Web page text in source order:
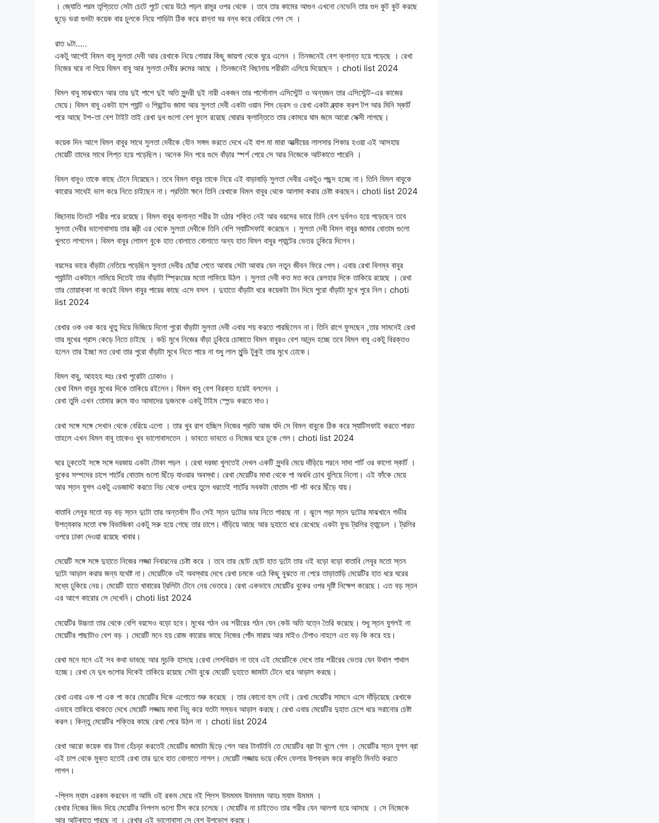
। জ্যোতি পরম তৃপ্তিতে সেটা চেটে পুটে খেয়ে উঠে পড়ল রামুর ওপর থেকে । তবে তার কামের আগুন এখনো নেভেনি তার গুদ কুট কুট করছে
ছুড়ে ভরা গুদটা কয়েক বার চুলকে নিয়ে শাড়িটা ঠিক করে রান্না ঘর বন্ধ করে বেরিয়ে গেল সে ।
রাত ৯টা…..
একটু আগেই বিমল বাবু সুলতা দেবী আর রেখাকে নিয়ে গোয়ার কিছু জায়গা থেকে ঘুরে এলেন । তিনজনেই বেশ ক্লান্ত হয়ে পড়েছে । রেখা
নিজের ঘরে না গিয়ে বিমল বাবু আর সুলতা দেবীর রুমের আছে । তিনজনেই বিছানায় শরীরটা এলিয়ে দিয়েছেন । choti list 2024
বিমল বাবু মাঝখানে আর তার দুই পাশে দুই অতি সুন্দরী দুই নারী একজন তার পার্সোনাল এসিস্টেন্ট ও অন্যজন তার এসিস্টেন্ট-এর কাজের
মেয়ে। বিমল বাবু একটা হাপ প্যান্ট ও প্রিন্টেড জামা আর সুলতা দেবী একটা ওয়ান পিস ড্রেস ও রেখা একটা ব্ল্যাক ক্রপ টপ আর মিনি স্কার্ট
পরে আছে টপ-তা বেশ টাইট তাই রেখা দুধ গুলো বেশ ফুলে রয়েছে ঘোরার ক্লান্তিতে তার কোমরে ঘাম জমে আরো সেক্সী লাগছে।
কয়েক দিন আগে বিমল বাবুর সাথে সুলতা দেবীকে যৌন সঙ্গম করতে দেখে এই বাপ মা মারা আত্মীয়ের লালসার শিকার হওয়া এই আসহায়
মেয়েটি তাদের সাথে লিপ্ত হয়ে পড়েছিল। অনেক দিন পরে গুদে বাঁড়ার স্পর্শ পেয়ে সে আর নিজেকে আটকাতে পারেনি ।
বিমল বাবুও তাকে কাছে টেনে নিয়েছেন। তবে বিমল বাবুর তাকে নিয়ে এই বাড়াবাড়ি সুলতা দেবীর একটুও পছন্দ হচ্ছে না। তিনি বিমল বাবুকে
কারোর সাথেই ভাগ করে নিতে চাইছেন না। প্রতিটা ক্ষনে তিনি রেখাকে বিমল বাবুর থেকে আলাদা করার চেষ্টা করছেন। choti list 2024
বিছানায় তিনটে শরীর পরে রয়েছে। বিমল বাবুর ক্লান্ত শরীর টা ওঠার শক্তি নেই আর বয়সের ভারে তিনি বেশ দুর্বলও হয়ে পড়েছেন তবে
সুলতা দেবীর ভালোবাসায় তার স্ত্রী এর থেকে সুলতা দেবীকে তিনি বেশি স্যাটিসফাই করেছেন । সুলতা দেবী বিমল বাবুর জামার বোতাম গুলো
খুলতে লাগলেন। বিমল বাবুর লোমশ বুকে হাত বোলাতে বোলাতে অন্য হাত বিমল বাবুর প্যান্টের ভেতর ঢুকিয়ে দিলেন।
বয়সের ভারে বাঁড়াটা নেতিয়ে পড়েছিল সুলতা দেবীর ছোঁয়া পেতে আবার সেটা আবার যেন নতুন জীবন ফিরে পেল। এবার রেখা বিলম্ব বাবুর
প্যান্টটা একটানে নামিয়ে দিতেই তার বাঁড়াটা স্প্রিংয়ের মতো লাফিয়ে উঠল । সুলতা দেবী কত মত করে রেলহার দিকে তাকিয়ে রয়েছে । রেখা
তার তোয়াক্কা না করেই বিমল বাবুর পায়ের কাছে এসে বসল । দুহাতে বাঁড়াটা ধরে কয়েকটা টান দিযে পুরো বাঁড়াটা মুখে পুরে নিল। choti
list 2024
রেখার ওক ওক করে থুতু দিয়ে ভিজিয়ে দিলো পুরো বাঁড়াটা সুলতা দেবী এবার শয় করতে পারছিলেন না। তিনি রাগে ফুসছেন ,তার সামনেই রেখা
তার মুখের গ্রাস কেড়ে নিতে চাইছে । কচি মুখে নিজের বাঁড়া ঢুকিয়ে চোষাতে বিমল বাবুরও বেশ আনন্দ হচ্ছে তবে বিমল বাবু একটু বিরক্তও
হলেন তার ইচ্ছা মত রেখা তার পুরো বাঁড়াটা মুখে নিতে পারে না শুধু লাল মুন্ডি টুকুই তার মুখে ঢোকে।
বিমল বাবু, আহহহ হ্হঃ রেখা পুরোটা ঢোকাও ।
রেখা বিমল বাবুর মুখের দিকে তাকিয়ে রইলেন। বিমল বাবু বেশ বিরক্ত হয়েই বললেন ।
রেখা তুমি এখন তোমার রুমে যাও আমাদের দুজনকে একটু টাইম স্পেন্ড করতে দাও।
রেখা সঙ্গে সঙ্গে সেখান থেকে বেরিয়ে এলো । তার খুব রাগ হচ্ছিল নিজের প্রতি আজ যদি সে বিমল বাবুকে ঠিক করে স্যাটিসফাই করতে পারত
তাহলে এখন বিমল বাবু তাকেও খুব ভালোবাসতেন । ভাবতে ভাবতে ও নিজের ঘরে ঢুকে গেল। choti list 2024
ঘরে ঢুকতেই সঙ্গে সঙ্গে দরজায় একটা টোকা পড়ল । রেখা দরজা খুলতেই দেখল একটি সুন্দরি মেয়ে দাঁড়িয়ে পরনে সাদা শার্ট ওর কালো স্কার্ট ।
বুকের সম্পদের চাপে শার্টের বোতাম গুলো ছিঁড়ে যাওয়ার অবস্থা। রেখা মেয়েটির মাথা থেকে পা অবধি চোখ বুলিয়ে নিলো। এই ফাঁকে মেয়ে
আর স্তন যুগল একটু এডজাস্ট করতে নিচ থেকে ওপরে তুলে ধরতেই শার্টের সবকটা বোতাম পট পট করে ছিঁড়ে যায়।
বাতাবি লেবুর মতো বড় বড় স্তন দুটো তার অন্তর্বাস টিও সেই স্তন দুটোর ভার নিতে পারছে না । ঝুলে পড়া স্তন দুটোর মাঝখানে গভীর
উপত্যকার মতো বক্ষ বিভাজিকা একটু সরু হয়ে গেছে তার চাপে। দাঁড়িয়ে আছে আর দুহাতে ধরে রেখেছে একটা ফুড ট্রলির হ্যান্ডেল । ট্রলির
ওপরে ঢাকা দেওয়া রয়েছে খাবার।
মেয়েটি সঙ্গে সঙ্গে দুহাতে নিজের লজ্জা নিবারনের চেষ্টা করে । তবে তার ছোট ছোট হাত দুটো তার ওই বড়ো বড়ো বাতাবি লেবুর মতো স্তন
দুটো আড়াল করার জন্য যথেষ্ট না। মেয়েটিকে ওই অবস্থায় দেখে রেখা চমকে ওঠে কিছু বুঝতে না পেরে তাড়াতাড়ি মেয়েটির হাত ধরে ঘরের
মধ্যে ঢুকিয়ে নেয়। মেয়েটি হাতে খাবারের ট্রলিটা টেনে নেয় ভেতরে। রেখা একভাবে মেয়েটির বুকের ওপর দৃষ্টি নিক্ষেপ করেছে। এত বড় স্তন
এর আগে কারোর সে দেখেনি। choti list 2024
মেয়েটির উচ্চতা তার থেকে বেশি বয়সেও বড়ো হবে। মুখের গঠন ওর শরীরের গঠন যেন কেউ অতি যত্নে তৈরি করেছে। শুধু স্তন যুগলই না
মেয়েটির পাছাটাও বেশ বড় । মেয়েটি মনে হয় রোজ কারোর কাছে নিজের পোঁদ মারায় আর মাইও টেপাও নাহলে এত বড় কি করে হয়।
রেখা মনে মনে এই সব কথা ভাবছে আর মুচকি হাসছে।রেখা লেসবিয়ান না তবে এই মেয়েটিকে দেখে তার শরীরের ভেতর যেন উথাল পাথাল
হচ্ছে। রেখা যে দুধ গুলোর দিকেই তাকিয়ে রয়েছে সেটা বুঝে মেয়েটি দুহাতে জামাটা টেনে ধরে আড়াল করছে।
রেখা এবার এক পা এক পা করে মেয়েটির দিকে এগোতে শুরু করেছে । তার কোনো হুস নেই। রেখা মেয়েটির সামনে এসে দাঁড়িয়েছে রেখাকে
এভাবে তাকিয়ে থাকতে দেখে মেয়েটি লজ্জায় মাথা নিচু করে যতটা সম্ভব আড়াল করছে। রেখা এবার মেয়েটির দুহাত চেপে ধরে সরানোর চেষ্টা
করল। কিন্তু মেয়েটির শক্তির কাছে রেখা পেরে উঠল না । choti list 2024
রেখা আরো কয়েক বার টানা হেঁচড়া করতেই মেয়েটির জামাটা ছিড়ে গেল আর টানাটানি তে মেয়েটির ব্রা টা খুলে গেল । মেয়েটির স্তন যুগল ব্রা
এই চাপ থেকে মুক্ত হতেই রেখা তার দুধে হাত বোলাতে লাগল। মেয়েটি লজ্জায় ভয়ে কেঁদে ফেলার উপক্রম করে কাকুতি মিনতি করতে
লাগল।
-প্লিস ম্যাম এরকম করবেন না আমি ওই রকম মেয়ে নই প্লিস উমমমম উমমমম আহঃ ম্যাম উমমম ।
রেখার নিজের জিভ দিয়ে মেয়েটির নিপলস গুলো টিস করে চলেছে। মেয়েটির না চাইতেও তার শরীর যেন আলগা হয়ে আসছে । সে নিজেকে
আর আটকাতে পারছে না । রেখার এই ভালোবাসা সে বেশ উপভোগ করছে।